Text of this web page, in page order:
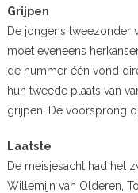
Grijpen
De jongens tweezonder
moet eveneens
de nummer één vond
hun tweede plaats van
grijpen. De voorsprong
Laatste
De meisjesacht had het
Willemijn van Olderen,